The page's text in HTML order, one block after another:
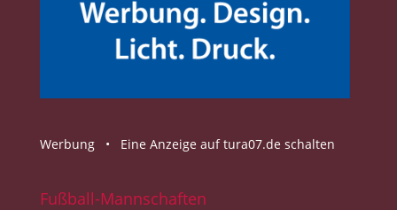
Werbung • Eine Anzeige auf tura07.de schalten
Fußball-Mannschaften